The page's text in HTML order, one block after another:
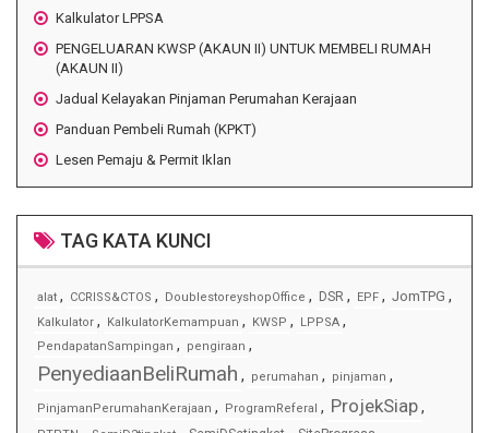
Kalkulator LPPSA
PENGELUARAN KWSP (AKAUN II) UNTUK MEMBELI RUMAH
(AKAUN II)
Jadual Kelayakan Pinjaman Perumahan Kerajaan
Panduan Pembeli Rumah (KPKT)
Lesen Pemaju & Permit Iklan
TAG KATA KUNCI
alat , CCRISS&CTOS , DoublestoreyshopOffice , DSR , EPF , JomTPG ,
Kalkulator , KalkulatorKemampuan , KWSP , LPPSA ,
PendapatanSampingan , pengiraan ,
PenyediaanBeliRumah , perumahan , pinjaman ,
PinjamanPerumahanKerajaan , ProgramReferal , ProjekSiap,